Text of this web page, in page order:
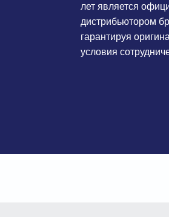
лет является
дистрибьютором
гарантируя
условия